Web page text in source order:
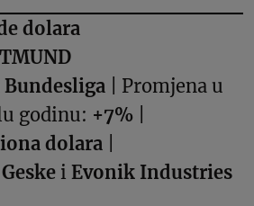
dolara
| Promjena u
godinu: +7%
dolara
i Evonik Industries